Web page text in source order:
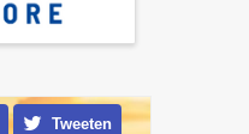
Tweeten